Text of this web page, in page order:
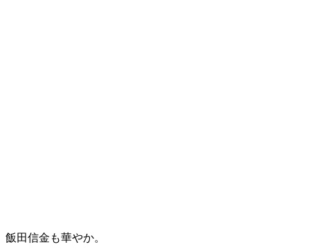
飯田信金も華やか。